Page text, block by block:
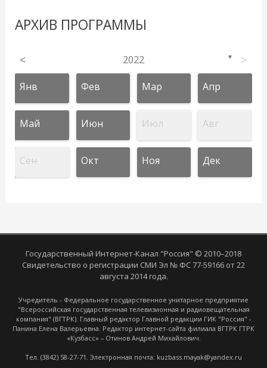
АРХИВ ПРОГРАММЫ
< 2022 ▼ >
Янв Фев Мар Апр
Май Июн Июл Авг
Сен Окт Ноя Дек
Государственный Интернет-Канал "Россия" © 2010–2018
Свидетельство о регистрации СМИ Эл № ФС 77-59166 от 22
августа 2014 года.
Учредитель - Федеральное государственное унитарное предприятие
"Всероссийская государственная телевизионная и радиовещательная
компания" (ВГТРК). Главный редактор Главной редакции ГИК "Россия" -
Панина Елена Валерьевна. Редактор интернет-сайта филиала ВГТРК ГТРК
«Кузбасс» – Отинов Андрей Михайлович.
Тел. (3842) 58-27-71. Электронная почта: kuzbass.mayak@yandex.ru